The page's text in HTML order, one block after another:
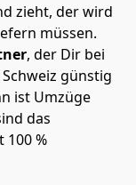
zieht, der wird
müssen.
, der Dir bei
günstig
ist Umzüge
das
100 %